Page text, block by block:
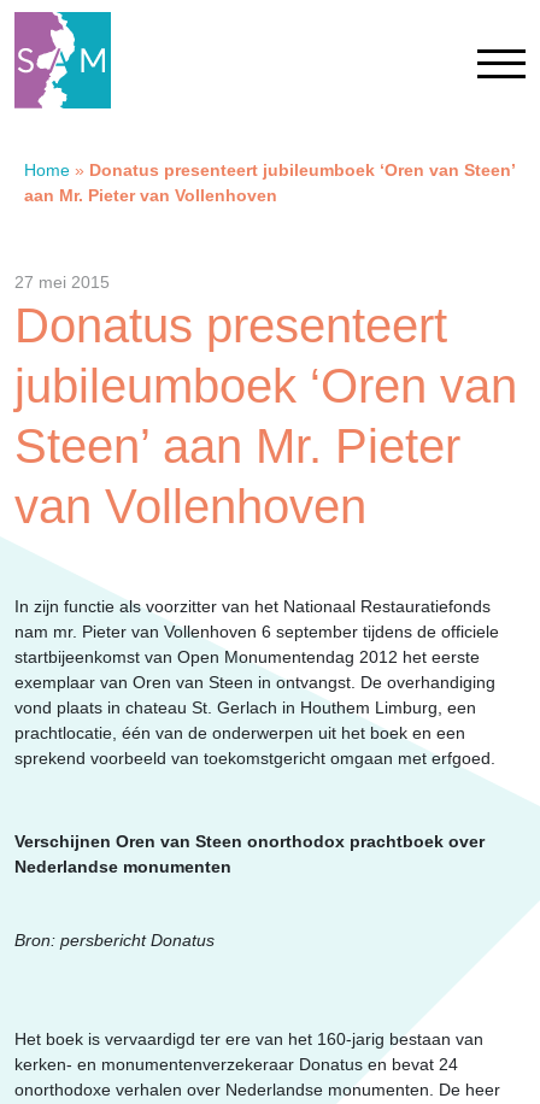
Home
Contact
SAM Limburg
Actueel
Overheid
Home » Donatus presenteert jubileumboek ‘Oren van Steen’
aan Mr. Pieter van Vollenhoven
27 mei 2015
Donatus presenteert
jubileumboek ‘Oren van
Steen’ aan Mr. Pieter
van Vollenhoven
In zijn functie als voorzitter van het Nationaal Restauratiefonds
nam mr. Pieter van Vollenhoven 6 september tijdens de officiele
startbijeenkomst van Open Monumentendag 2012 het eerste
exemplaar van Oren van Steen in ontvangst. De overhandiging
vond plaats in chateau St. Gerlach in Houthem Limburg, een
prachtlocatie, één van de onderwerpen uit het boek en een
sprekend voorbeeld van toekomstgericht omgaan met erfgoed.
Verschijnen Oren van Steen onorthodox prachtboek over
Nederlandse monumenten
Bron: persbericht Donatus
Het boek is vervaardigd ter ere van het 160-jarig bestaan van
kerken- en monumentenverzekeraar Donatus en bevat 24
onorthodoxe verhalen over Nederlandse monumenten. De heer